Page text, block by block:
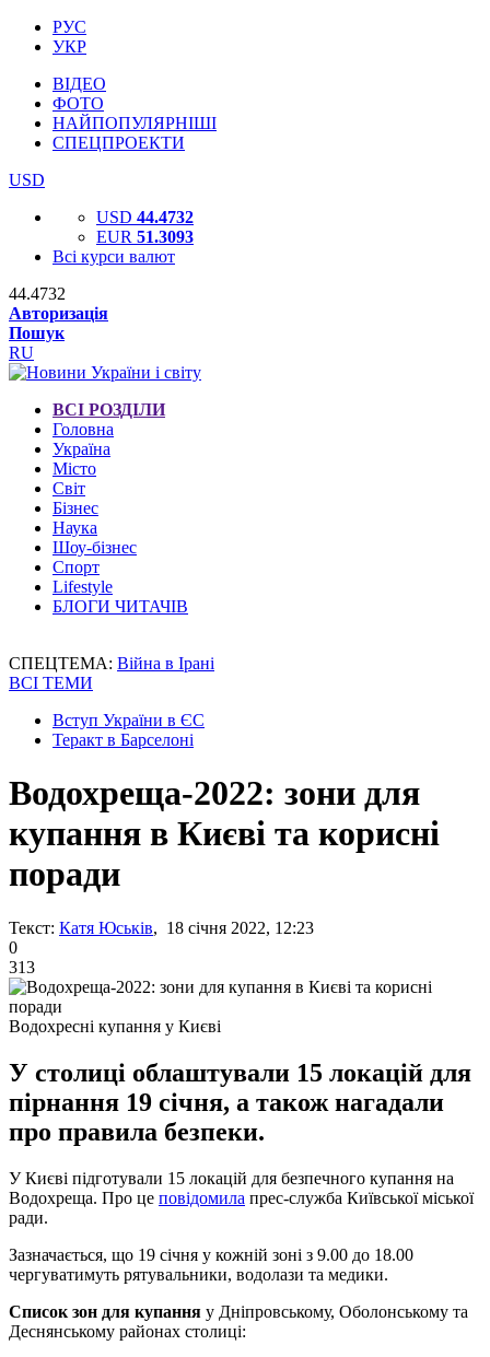
РУС
УКР
ВІДЕО
ФОТО
НАЙПОПУЛЯРНІШІ
СПЕЦПРОЕКТИ
USD
USD 44.4732
EUR 51.3093
Всі курси валют
44.4732
Авторизація
Пошук
RU
ВСІ РОЗДІЛИ
Головна
Україна
Місто
Світ
Бізнес
Наука
Шоу-бізнес
Спорт
Lifestyle
БЛОГИ ЧИТАЧІВ
СПЕЦТЕМА: Війна в Ірані
ВСІ ТЕМИ
Вступ України в ЄС
Теракт в Барселоні
Водохреща-2022: зони для
купання в Києві та корисні
поради
Текст: Катя Юськів, 18 січня 2022, 12:23
0
313
Водохресні купання у Києві
У столиці облаштували 15 локацій для
пірнання 19 січня, а також нагадали
про правила безпеки.
У Києві підготували 15 локацій для безпечного купання на
Водохреща. Про це повідомила прес-служба Київської міської
ради.
Зазначається, що 19 січня у кожній зоні з 9.00 до 18.00
чергуватимуть рятувальники, водолази та медики.
Список зон для купання у Дніпровському, Оболонському та
Деснянському районах столиці: